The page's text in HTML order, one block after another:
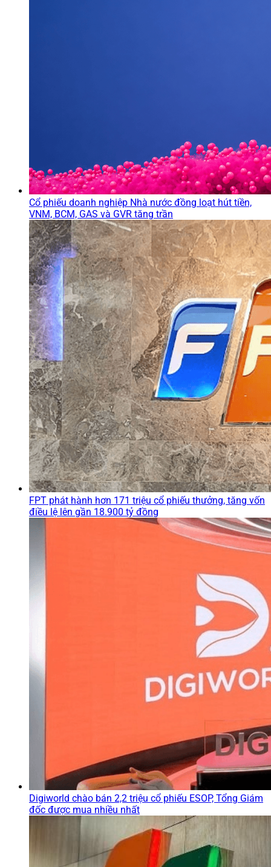
Cổ phiếu doanh nghiệp Nhà nước đồng loạt hút tiền,
VNM, BCM, GAS và GVR tăng trần
FPT phát hành hơn 171 triệu cổ phiếu thưởng, tăng vốn
điều lệ lên gần 18.900 tỷ đồng
Digiworld chào bán 2,2 triệu cổ phiếu ESOP, Tổng Giám
đốc được mua nhiều nhất